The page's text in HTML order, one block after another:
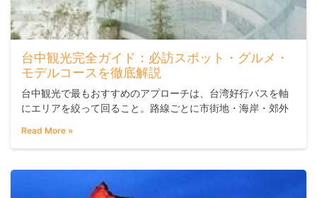
台中観光完全ガイド：必訪スポット・グルメ・
モデルコースを徹底解説
台中観光で最もおすすめのアプローチは、台湾好行バスを軸
にエリアを絞って回ること。路線ごとに市街地・海岸・郊外
率よく巡れます。初めての台中なら、空港直結の555号線で
市街地入りし、臺中國家歌劇院や臺中綠美圖を半日で押さえ
るプランが動きやすいです。
Read More »